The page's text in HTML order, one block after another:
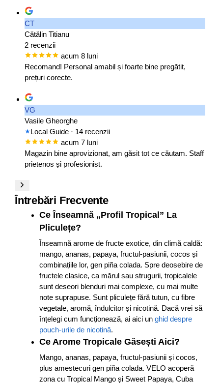
CT
Cătălin Titianu
2 recenzii
acum 8 luni
Recomand! Personal amabil și foarte bine pregătit,
prețuri corecte.
VG
Vasile Gheorghe
Local Guide · 14 recenzii
acum 7 luni
Magazin bine aprovizionat, am găsit tot ce căutam. Staff
prietenos și profesionist.
Întrebări Frecvente
Ce Înseamnă „Profil Tropical” La
Pliculețe?
Înseamnă arome de fructe exotice, din climă caldă:
mango, ananas, papaya, fructul-pasiunii, cocos și
combinațiile lor, gen piña colada. Spre deosebire de
fructele clasice, ca mărul sau strugurii, tropicalele
sunt deseori blenduri mai complexe, cu mai multe
note suprapuse. Sunt pliculețe fără tutun, cu fibre
vegetale, aromă, îndulcitor și nicotină. Dacă vrei să
înțelegi cum funcționează, ai aici un ghid despre
pouch-urile de nicotină.
Ce Arome Tropicale Găsești Aici?
Mango, ananas, papaya, fructul-pasiunii și cocos,
plus amestecuri gen piña colada. VELO acoperă
zona cu Tropical Mango și Sweet Papaya, Cuba